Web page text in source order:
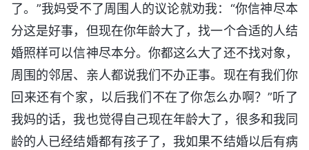
了。”我妈受不了周围人的议论就劝我：“你信神尽本
分这是好事，但现在你年龄大了，找一个合适的人结
婚照样可以信神尽本分。你都这么大了还不找对象，
周围的邻居、亲人都说我们不办正事。现在有我们你
回来还有个家，以后我们不在了你怎么办啊？”听了
我妈的话，我也觉得自己现在年龄大了，很多和我同
龄的人已经结婚都有孩子了，我如果不结婚以后有病